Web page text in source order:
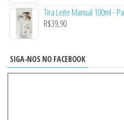
Tira Leite Manual 100ml -
R$39,90
SIGA-NOS NO FACEBOOK